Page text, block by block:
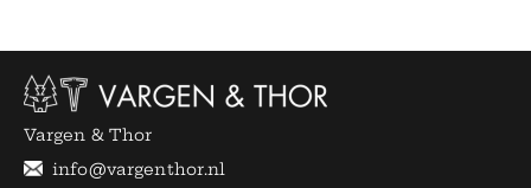
Vargen & Thor
info@vargenthor.nl